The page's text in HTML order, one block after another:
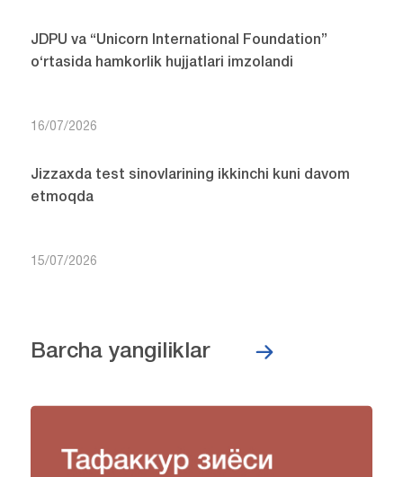
JDPU va “Unicorn International Foundation”
o‘rtasida hamkorlik hujjatlari imzolandi
16/07/2026
Jizzaxda test sinovlarining ikkinchi kuni davom
etmoqda
15/07/2026
Barcha yangiliklar